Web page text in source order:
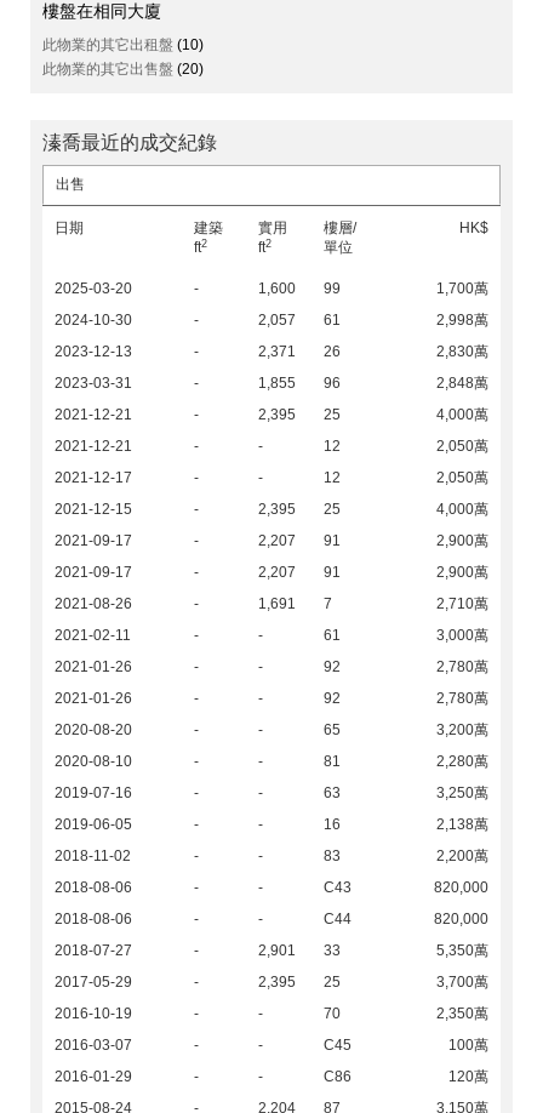
樓盤在相同大廈
此物業的其它出租盤 (10)
此物業的其它出售盤 (20)
溱喬最近的成交紀錄
出售
日期
建築
ft2
實用
ft2
樓層/
單位
HK$
2025-03-20 - 1,600 99
1,700萬
2024-10-30
- 2,057 61
2,998萬
2023-12-13
- 2,371 26
2,830萬
2023-03-31
- 1,855 96
2,848萬
2021-12-21
- 2,395 25
4,000萬
2021-12-21
- - 12
2,050萬
2021-12-17
- - 12
2,050萬
2021-12-15
- 2,395 25
4,000萬
2021-09-17
- 2,207 91
2,900萬
2021-09-17
- 2,207 91
2,900萬
2021-08-26
- 1,691 7
2,710萬
2021-02-11
- - 61
3,000萬
2021-01-26
- - 92
2,780萬
2021-01-26
- - 92
2,780萬
2020-08-20
- - 65
3,200萬
2020-08-10
- - 81
2,280萬
2019-07-16
- - 63
3,250萬
2019-06-05
- - 16
2,138萬
2018-11-02
- - 83
2,200萬
2018-08-06
- - C43
820,000
2018-08-06
- - C44
820,000
2018-07-27
- 2,901 33
5,350萬
2017-05-29
- 2,395 25
3,700萬
2016-10-19
- - 70
2,350萬
2016-03-07
- - C45
100萬
2016-01-29
- - C86
120萬
2015-08-24
- 2,204 87
3,150萬